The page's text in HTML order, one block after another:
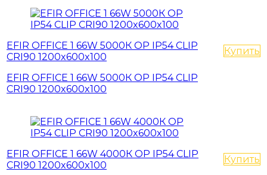
EFIR OFFICE 1 66W 5000К OP IP54 CLIP
CRI90 1200x600x100
EFIR OFFICE 1 66W 5000К OP IP54 CLIP
CRI90 1200x600x100
Купить
EFIR OFFICE 1 66W 4000К OP IP54 CLIP
CRI90 1200x600x100
Купить